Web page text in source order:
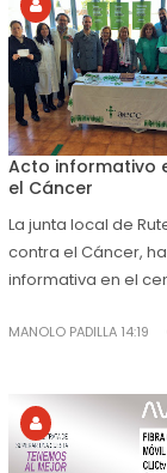
Acto informativo
el Cáncer
La junta local de
contra el Cáncer,
informativa en el
MANOLO PADILLA 14:19